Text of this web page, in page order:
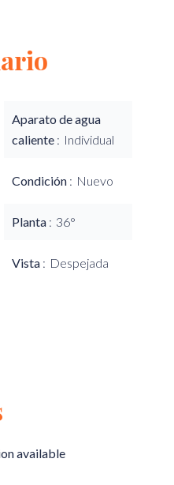
Aparato de agua
caliente
Individual
Condición Nuevo
Planta 36°
Vista Despejada
available